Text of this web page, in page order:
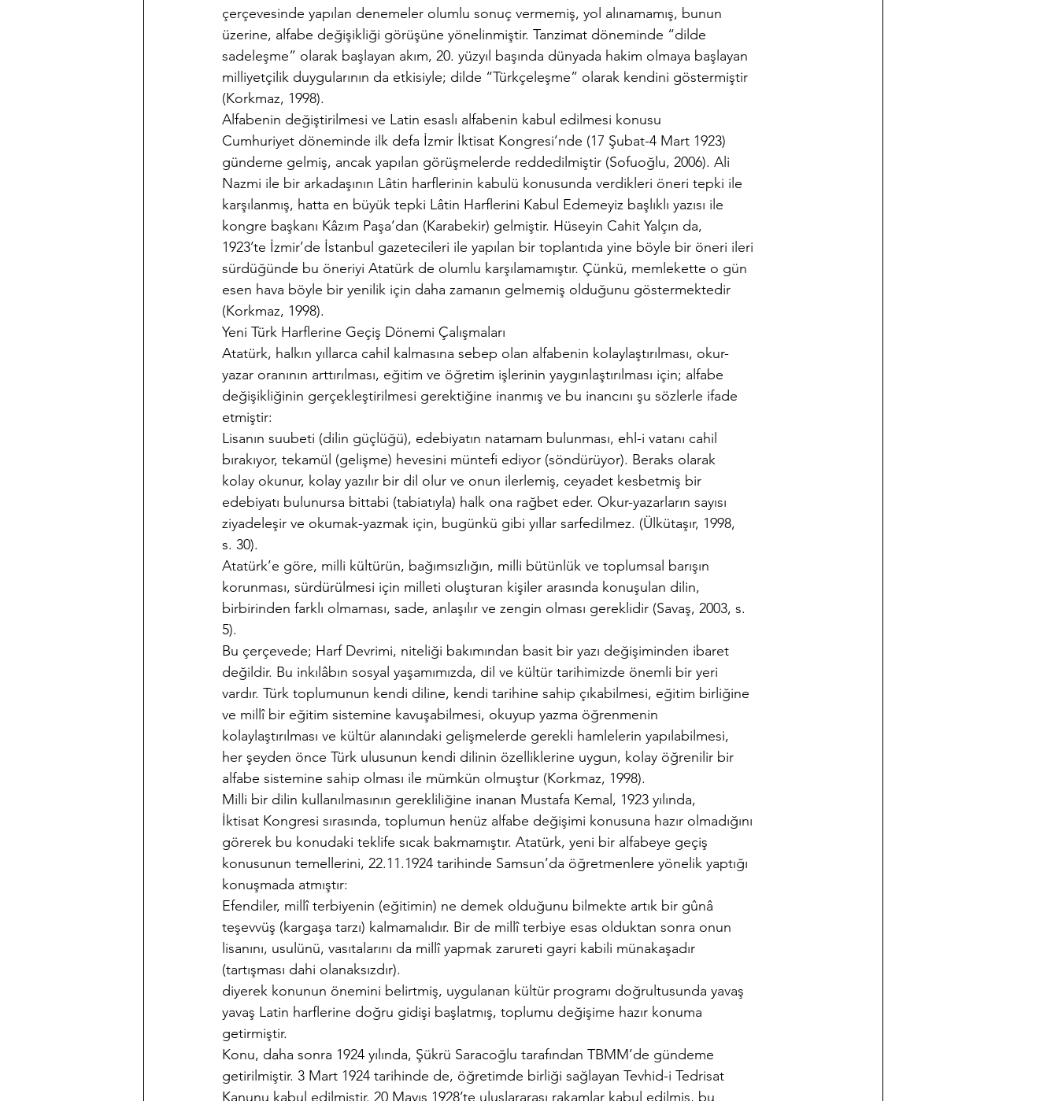
çerçevesinde yapılan denemeler olumlu sonuç vermemiş, yol alınamamış, bunun
üzerine, alfabe değişikliği görüşüne yönelinmiştir. Tanzimat döneminde “dilde
sadeleşme” olarak başlayan akım, 20. yüzyıl başında dünyada hakim olmaya başlayan
milliyetçilik duygularının da etkisiyle; dilde “Türkçeleşme” olarak kendini göstermiştir
(Korkmaz, 1998).
Alfabenin değiştirilmesi ve Latin esaslı alfabenin kabul edilmesi konusu
Cumhuriyet döneminde ilk defa İzmir İktisat Kongresi’nde (17 Şubat-4 Mart 1923)
gündeme gelmiş, ancak yapılan görüşmelerde reddedilmiştir (Sofuoğlu, 2006). Ali
Nazmi ile bir arkadaşının Lâtin harflerinin kabulü konusunda verdikleri öneri tepki ile
karşılanmış, hatta en büyük tepki Lâtin Harflerini Kabul Edemeyiz başlıklı yazısı ile
kongre başkanı Kâzım Paşa’dan (Karabekir) gelmiştir. Hüseyin Cahit Yalçın da,
1923’te İzmir’de İstanbul gazetecileri ile yapılan bir toplantıda yine böyle bir öneri ileri
sürdüğünde bu öneriyi Atatürk de olumlu karşılamamıştır. Çünkü, memlekette o gün
esen hava böyle bir yenilik için daha zamanın gelmemiş olduğunu göstermektedir
(Korkmaz, 1998).
Yeni Türk Harflerine Geçiş Dönemi Çalışmaları
Atatürk, halkın yıllarca cahil kalmasına sebep olan alfabenin kolaylaştırılması, okur-
yazar oranının arttırılması, eğitim ve öğretim işlerinin yaygınlaştırılması için; alfabe
değişikliğinin gerçekleştirilmesi gerektiğine inanmış ve bu inancını şu sözlerle ifade
etmiştir:
Lisanın suubeti (dilin güçlüğü), edebiyatın natamam bulunması, ehl-i vatanı cahil
bırakıyor, tekamül (gelişme) hevesini müntefi ediyor (söndürüyor). Beraks olarak
kolay okunur, kolay yazılır bir dil olur ve onun ilerlemiş, ceyadet kesbetmiş bir
edebiyatı bulunursa bittabi (tabiatıyla) halk ona rağbet eder. Okur-yazarların sayısı
ziyadeleşir ve okumak-yazmak için, bugünkü gibi yıllar sarfedilmez. (Ülkütaşır, 1998,
s. 30).
Atatürk’e göre, milli kültürün, bağımsızlığın, milli bütünlük ve toplumsal barışın
korunması, sürdürülmesi için milleti oluşturan kişiler arasında konuşulan dilin,
birbirinden farklı olmaması, sade, anlaşılır ve zengin olması gereklidir (Savaş, 2003, s.
5).
Bu çerçevede; Harf Devrimi, niteliği bakımından basit bir yazı değişiminden ibaret
değildir. Bu inkılâbın sosyal yaşamımızda, dil ve kültür tarihimizde önemli bir yeri
vardır. Türk toplumunun kendi diline, kendi tarihine sahip çıkabilmesi, eğitim birliğine
ve millî bir eğitim sistemine kavuşabilmesi, okuyup yazma öğrenmenin
kolaylaştırılması ve kültür alanındaki gelişmelerde gerekli hamlelerin yapılabilmesi,
her şeyden önce Türk ulusunun kendi dilinin özelliklerine uygun, kolay öğrenilir bir
alfabe sistemine sahip olması ile mümkün olmuştur (Korkmaz, 1998).
Milli bir dilin kullanılmasının gerekliliğine inanan Mustafa Kemal, 1923 yılında,
İktisat Kongresi sırasında, toplumun henüz alfabe değişimi konusuna hazır olmadığını
görerek bu konudaki teklife sıcak bakmamıştır. Atatürk, yeni bir alfabeye geçiş
konusunun temellerini, 22.11.1924 tarihinde Samsun’da öğretmenlere yönelik yaptığı
konuşmada atmıştır:
Efendiler, millî terbiyenin (eğitimin) ne demek olduğunu bilmekte artık bir gûnâ
teşevvüş (kargaşa tarzı) kalmamalıdır. Bir de millî terbiye esas olduktan sonra onun
lisanını, usulünü, vasıtalarını da millî yapmak zarureti gayri kabili münakaşadır
(tartışması dahi olanaksızdır).
diyerek konunun önemini belirtmiş, uygulanan kültür programı doğrultusunda yavaş
yavaş Latin harflerine doğru gidişi başlatmış, toplumu değişime hazır konuma
getirmiştir.
Konu, daha sonra 1924 yılında, Şükrü Saracoğlu tarafından TBMM’de gündeme
getirilmiştir. 3 Mart 1924 tarihinde de, öğretimde birliği sağlayan Tevhid-i Tedrisat
Kanunu kabul edilmiştir. 20 Mayıs 1928’te uluslararası rakamlar kabul edilmiş, bu